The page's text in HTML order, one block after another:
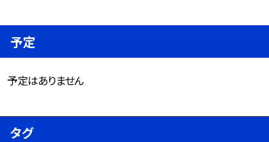
予定
予定はありません
タグ